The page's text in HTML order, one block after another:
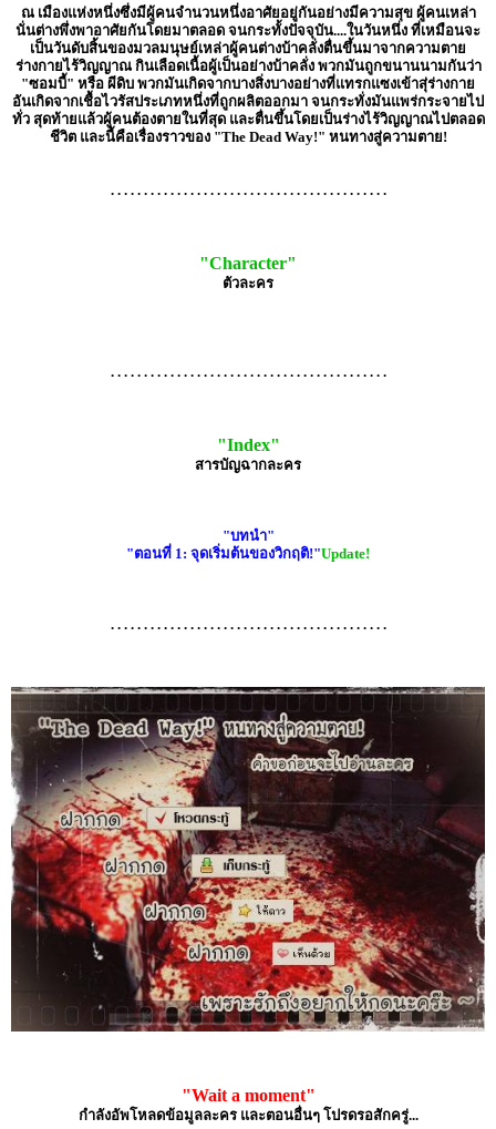
ณ เมืองแห่งหนึ่งซึ่งมีผู้คนจำนวนหนึ่งอาศัยอยู่กันอย่างมีความสุข ผู้คนเหล่า
นั่นต่างพึ่งพาอาศัยกันโดยมาตลอด จนกระทั้งปัจจุบัน....ในวันหนึ่ง ที่เหมือนจะ
เป็นวันดับสิ้นของมวลมนุษย์เหล่าผู้คนต่างบ้าคลั่งตื่นขึ้นมาจากความตาย
ร่างกายไร้วิญญาณ กินเลือดเนื้อผู้เป็นอย่างบ้าคลั่ง พวกมันถูกขนานนามกันว่า
"ซอมบี้" หรือ ผีดิบ พวกมันเกิดจากบางสิ่งบางอย่างที่แทรกแซงเข้าสุ่ร่างกาย
อันเกิดจากเชื้อไวรัสประเภทหนึ่งที่ถูกผลิตออกมา จนกระทั่งมันแพร่กระจายไป
ทั่ว สุดท้ายแล้วผู้คนต้องตายในที่สุด และตื่นขึ้นโดยเป็นร่างไร้วิญญาณไปตลอด
ชีวิต และนี้คือเรื่องราวของ "The Dead Way!" หนทางสู่ความตาย!
. . . . . . . . . . . . . . . . . . . . . . . . . . . . . . . . . . . . . . . . . .
"Character"
ตัวละคร
. . . . . . . . . . . . . . . . . . . . . . . . . . . . . . . . . . . . . . . . . .
"Index"
สารบัญฉากละคร
"บทนำ"
"ตอนที่ 1: จุดเริ่มต้นของวิกฤติ!"Update!
. . . . . . . . . . . . . . . . . . . . . . . . . . . . . . . . . . . . . . . . . .
"Wait a moment"
กำลังอัพโหลดข้อมูลละคร และตอนอื่นๆ โปรดรอสักครู่...